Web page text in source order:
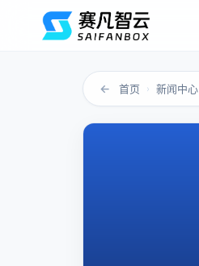
← 首页 › 新闻中心